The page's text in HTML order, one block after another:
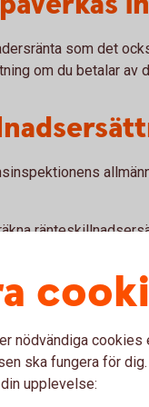
som det
om du betalar av
före 1 juli
genom att jämföra
och
nödvändiga
ska fungera för
upplevelse: